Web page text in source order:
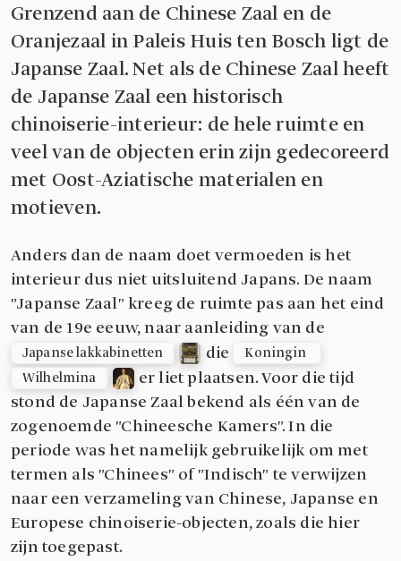
Grenzend aan de Chinese Zaal en de
Oranjezaal in Paleis Huis ten Bosch ligt de
Japanse Zaal. Net als de Chinese Zaal heeft
de Japanse Zaal een historisch
chinoiserie-interieur: de hele ruimte en
veel van de objecten erin zijn gedecoreerd
met Oost-Aziatische materialen en
motieven.
Anders dan de naam doet vermoeden is het
interieur dus niet uitsluitend Japans. De naam
"Japanse Zaal" kreeg de ruimte pas aan het eind
van de 19e eeuw, naar aanleiding van de
Japanse lakkabinetten die
Koningin
Wilhelmina
er liet plaatsen. Voor die tijd
stond de Japanse Zaal bekend als één van de
zogenoemde "Chineesche Kamers". In die
periode was het namelijk gebruikelijk om met
termen als "Chinees" of "Indisch" te verwijzen
naar een verzameling van Chinese, Japanse en
Europese chinoiserie-objecten, zoals die hier
zijn toegepast.